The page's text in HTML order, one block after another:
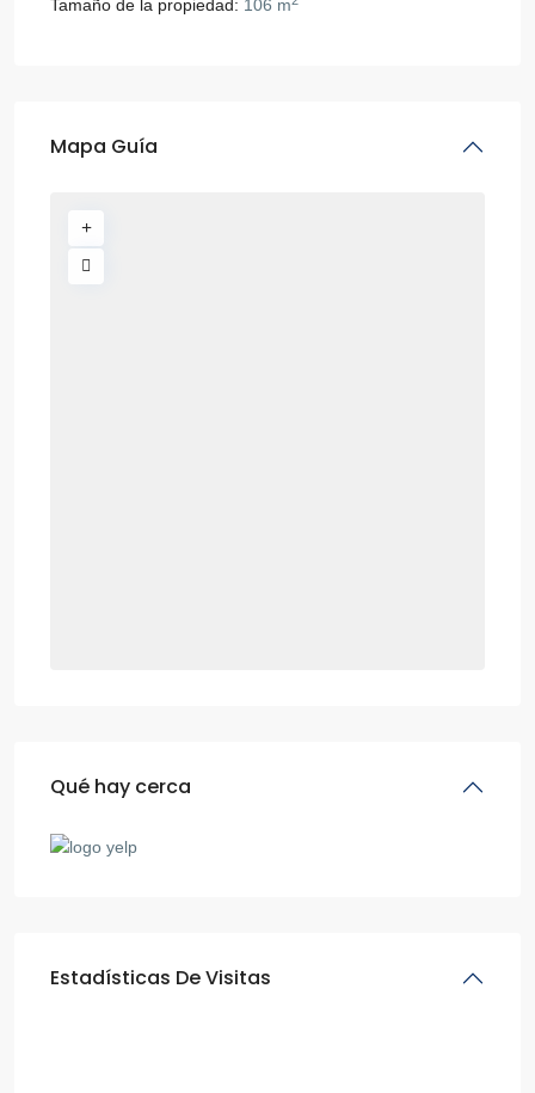
Tamaño de la propiedad: 106 m
Mapa Guía
Qué hay cerca
Estadísticas De Visitas